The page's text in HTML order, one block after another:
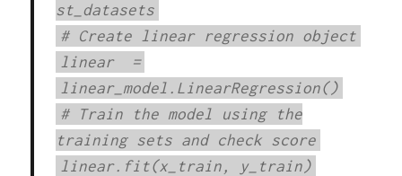
st_datasets
# Create linear regression object
linear
=
linear_model.LinearRegression()
# Train the model using the
training sets and check score
linear.fit(x_train, y_train)